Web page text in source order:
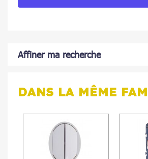
Affiner ma recherche
DANS LA MÊME